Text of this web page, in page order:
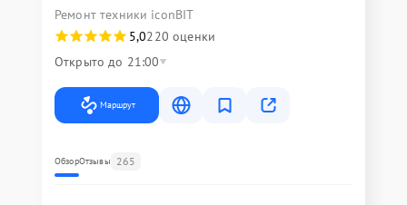
Ремонт техники iconBIT
5,0220 оценки
Открыто до 21:00
Маршрут
ОбзорОтзывы 265